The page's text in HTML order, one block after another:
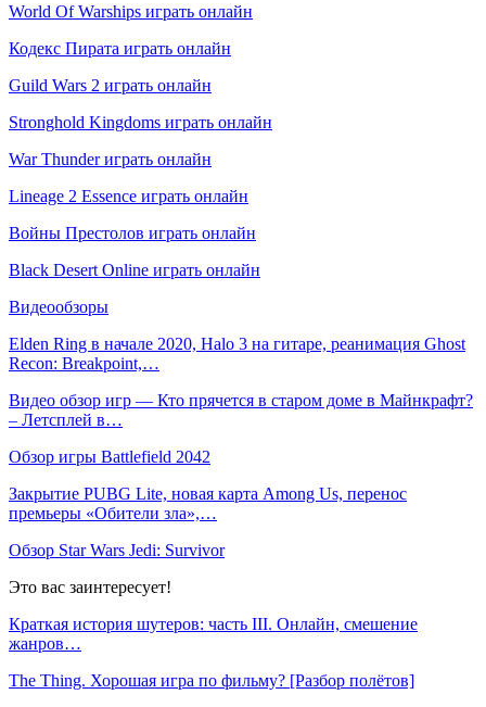
World Of Warships играть онлайн
Кодекс Пирата играть онлайн
Guild Wars 2 играть онлайн
Stronghold Kingdoms играть онлайн
War Thunder играть онлайн
Lineage 2 Essence играть онлайн
Войны Престолов играть онлайн
Black Desert Online играть онлайн
Видеообзоры
Elden Ring в начале 2020, Halo 3 на гитаре, реанимация Ghost
Recon: Breakpoint,…
Видео обзор игр — Кто прячется в старом доме в Майнкрафт?
– Летсплей в…
Обзор игры Battlefield 2042
Закрытие PUBG Lite, новая карта Among Us, перенос
премьеры «Обители зла»,…
Обзор Star Wars Jedi: Survivor
Это вас заинтересует!
Краткая история шутеров: часть III. Онлайн, смешение
жанров…
The Thing. Хорошая игра по фильму? [Разбор полётов]